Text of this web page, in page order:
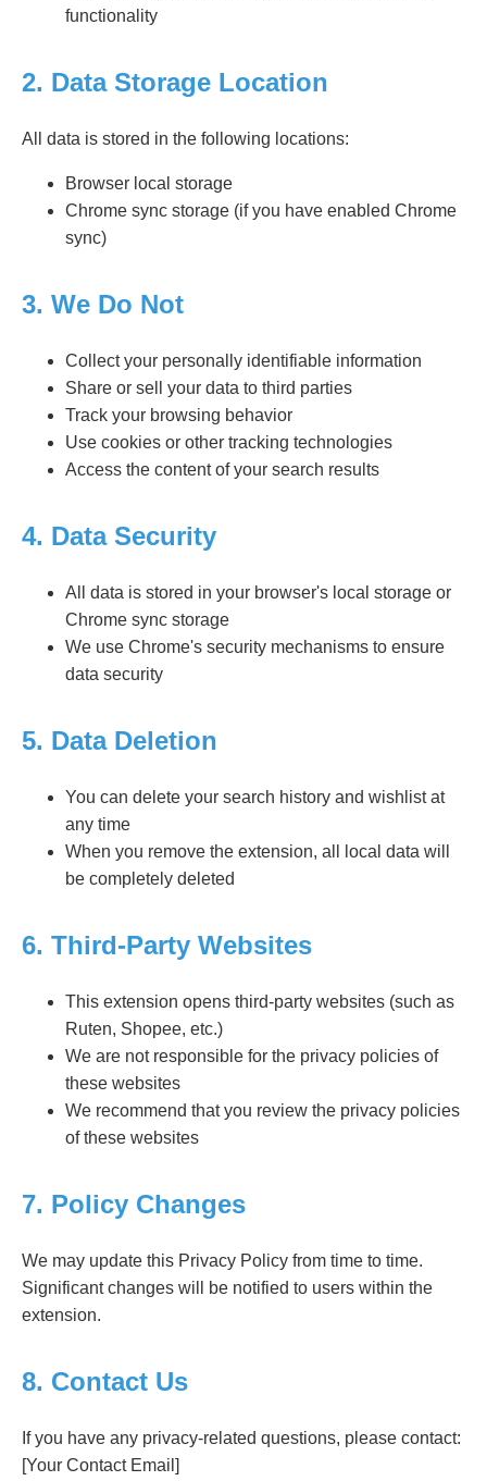
functionality
2. Data Storage Location
All data is stored in the following locations:
Browser local storage
Chrome sync storage (if you have enabled Chrome
sync)
3. We Do Not
Collect your personally identifiable information
Share or sell your data to third parties
Track your browsing behavior
Use cookies or other tracking technologies
Access the content of your search results
4. Data Security
All data is stored in your browser's local storage or
Chrome sync storage
We use Chrome's security mechanisms to ensure
data security
5. Data Deletion
You can delete your search history and wishlist at
any time
When you remove the extension, all local data will
be completely deleted
6. Third-Party Websites
This extension opens third-party websites (such as
Ruten, Shopee, etc.)
We are not responsible for the privacy policies of
these websites
We recommend that you review the privacy policies
of these websites
7. Policy Changes
We may update this Privacy Policy from time to time.
Significant changes will be notified to users within the
extension.
8. Contact Us
If you have any privacy-related questions, please contact:
[Your Contact Email]